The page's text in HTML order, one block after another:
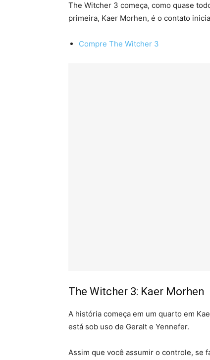
The Witcher 3 começa, como quase
primeira, Kaer Morhen, é o contato
Compre The Witcher 3
The Witcher 3: Kaer Morhen
A história começa em um quarto em
está sob uso de Geralt e Yennefer.
Assim que você assumir o controle, se